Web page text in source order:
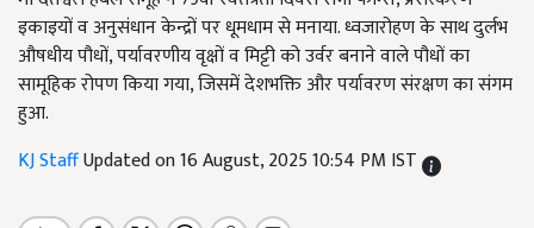
इकाइयों व अनुसंधान केन्द्रों पर धूमधाम से मनाया. ध्वजारोहण के साथ दुर्लभ
औषधीय पौधों, पर्यावरणीय वृक्षों व मिट्टी को उर्वर बनाने वाले पौधों का
सामूहिक रोपण किया गया, जिसमें देशभक्ति और पर्यावरण संरक्षण का संगम
हुआ.
KJ StaffUpdated on 16 August, 2025 10:54 PM IST